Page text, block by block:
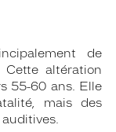
de
altération
55-60 ans. Elle
mais des